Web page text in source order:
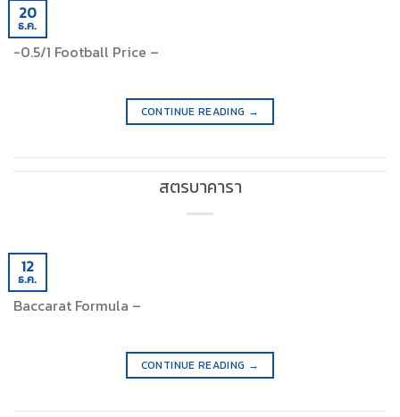
20
ธ.ค.
-0.5/1 Football Price –
CONTINUE READING →
สตรบาคารา
12
ธ.ค.
Baccarat Formula –
CONTINUE READING →